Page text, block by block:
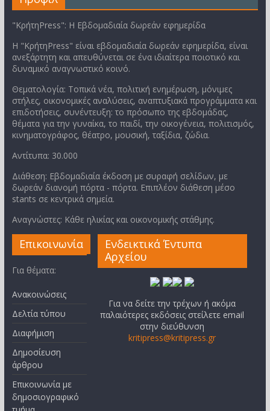
"ΚρήτηPress": Η Εβδομαδιαία δωρεάν εφημερίδα
Η "ΚρήτηPress" είναι εβδομαδιαία δωρεάν εφημερίδα, είναι
ανεξάρτητη και απευθύνεται σε ένα ιδιαίτερα ποιοτικό και
δυναμικό αναγνωστικό κοινό.
Θεματολογία: Τοπικά νέα, πολιτική ενημέρωση, μόνιμες
στήλες, οικονομικές αναλύσεις, αναπτυξιακά προγράμματα και
επιδοτήσεις, συνέντευξη: το πρόσωπο της εβδομάδας,
θέματα για την γυναίκα, το παιδί, την οικογένεια, πολιτισμός,
κινηματογράφος, θέατρο, μουσική, ταξίδια, ζώδια.
Αντίτυπα: 30.000
Διάθεση: Εβδομαδιαία έκδοση με συραφή σελίδων, με
δωρεάν διανομή πόρτα - πόρτα. Επιπλέον διάθεση μέσο
stants σε κεντρικά σημεία.
Αναγνώστες: Κάθε ηλικίας και οικονομικής στάθμης.
Επικοινωνία
Για θέματα:
Ανακοινώσεις
Δελτία τύπου
Διαφήμιση
Δημοσίευση
άρθρου
Επικοινωνία με
δημοσιογραφικό
Ενδεικτικά Έντυπα
Αρχείου
Για να δείτε την τρέχων ή ακόμα
παλαιότερες εκδόσεις στείλετε email
στην διεύθυνση
kritipress@kritipress.gr